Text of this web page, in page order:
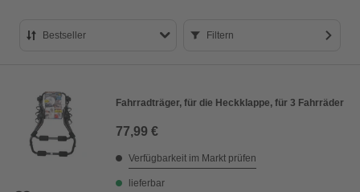
Bestseller
Preis aufsteigend
Preis absteigend
Bewertung
Filtern
Fahrradträger, für die Heckklappe, für 3 Fahrräder
77,99 €
Verfügbarkeit im Markt prüfen
lieferbar